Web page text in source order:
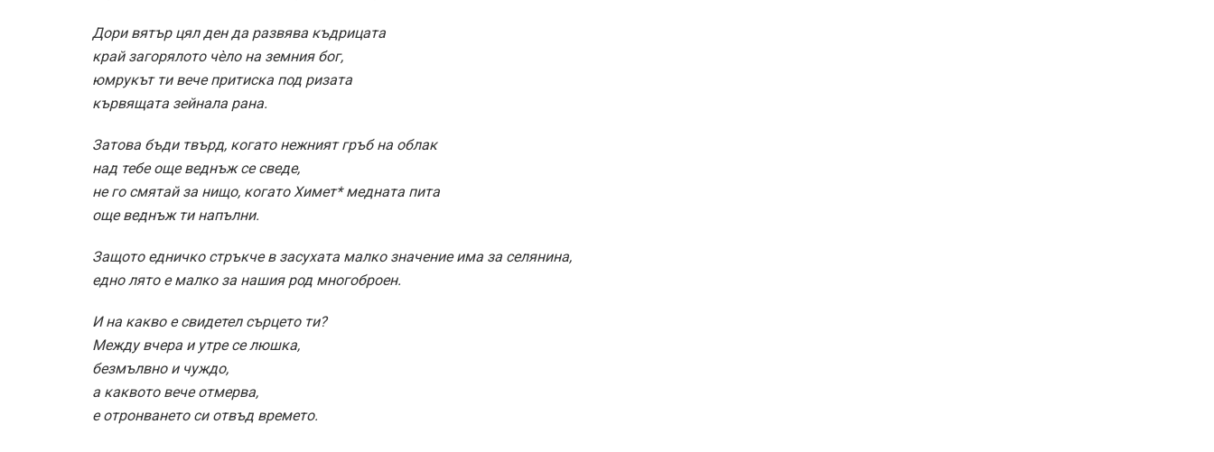
Дори вятър цял ден да развява къдрицата
край загорялото чèло на земния бог,
юмрукът ти вече притиска под ризата
кървящата зейнала рана.
Затова бъди твърд, когато нежният гръб на облак
над тебе още веднъж се сведе,
не го смятай за нищо, когато Химет* медната пита
още веднъж ти напълни.
Защото едничко стръкче в засухата малко значение има за селянина,
едно лято е малко за нашия род многоброен.
И на какво е свидетел сърцето ти?
Между вчера и утре се люшка,
безмълвно и чуждо,
а каквото вече отмерва,
е отронването си отвъд времето.